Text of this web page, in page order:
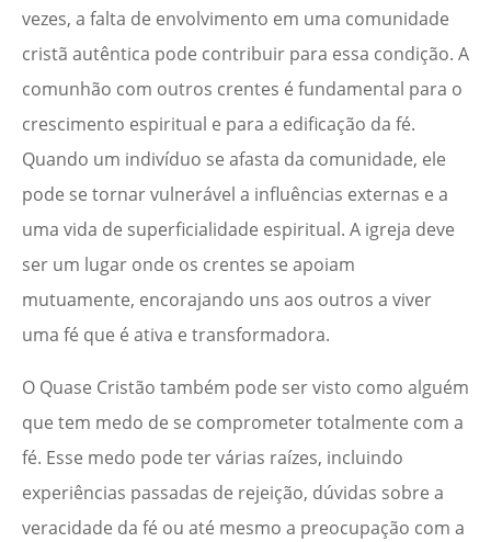
vezes, a falta de envolvimento em uma comunidade
cristã autêntica pode contribuir para essa condição. A
comunhão com outros crentes é fundamental para o
crescimento espiritual e para a edificação da fé.
Quando um indivíduo se afasta da comunidade, ele
pode se tornar vulnerável a influências externas e a
uma vida de superficialidade espiritual. A igreja deve
ser um lugar onde os crentes se apoiam
mutuamente, encorajando uns aos outros a viver
uma fé que é ativa e transformadora.
O Quase Cristão também pode ser visto como alguém
que tem medo de se comprometer totalmente com a
fé. Esse medo pode ter várias raízes, incluindo
experiências passadas de rejeição, dúvidas sobre a
veracidade da fé ou até mesmo a preocupação com a